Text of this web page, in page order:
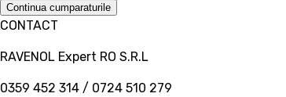
Continua cumparaturile
CONTACT
RAVENOL Expert RO S.R.L
0359 452 314 / 0724 510 279